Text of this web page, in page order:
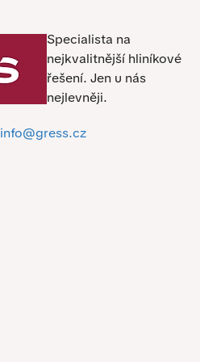
Specialista na
nejkvalitnější hliníkové
řešení. Jen u nás
nejlevněji.
info@gress.cz